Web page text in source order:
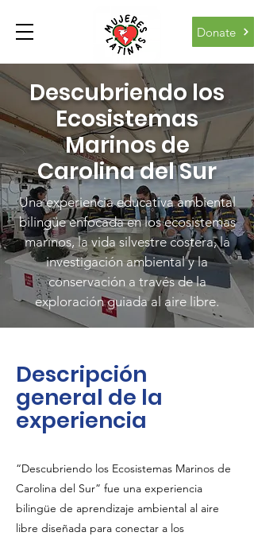
Donate
Descubriendo los
Ecosistemas
Marinos de
Carolina del Sur
Una experiencia educativa ambiental
bilingüe enfocada en los ecosistemas
marinos, la vida silvestre costera, la
investigación ambiental y la
conservación a través de la
exploración guiada al aire libre.
Descripción
general de la
experiencia
“Descubriendo los Ecosistemas Marinos de
Carolina del Sur” fue una experiencia
bilingüe de aprendizaje ambiental al aire
libre diseñada para conectar a los